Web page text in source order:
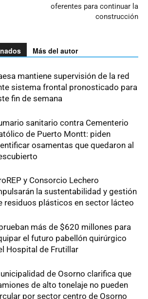
oferentes para continuar la
construcción
Más del autor
mantiene supervisión de la red
sistema frontal pronosticado para
fin de semana
sanitario contra Cementerio
de Puerto Montt: piden
osamentas que quedaron al
y Consorcio Lechero
la sustentabilidad y gestión
residuos plásticos en sector lácteo
más de $620 millones para
el futuro pabellón quirúrgico
Hospital de Frutillar
de Osorno clarifica que
de alto tonelaje no pueden
por sector centro de Osorno